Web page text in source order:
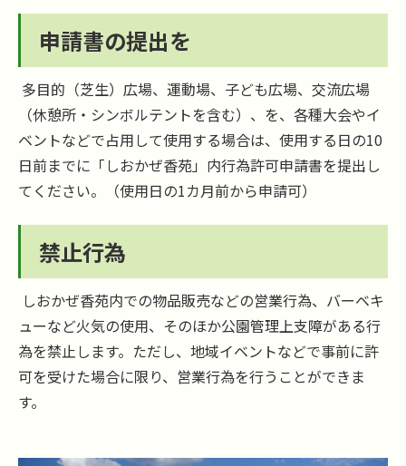
申請書の提出を
多目的（芝生）広場、運動場、子ども広場、交流広場
（休憩所・シンボルテントを含む）、を、各種大会やイ
ベントなどで占用して使用する場合は、使用する日の10
日前までに「しおかぜ香苑」内行為許可申請書を提出し
てください。（使用日の1カ月前から申請可）
禁止行為
しおかぜ香苑内での物品販売などの営業行為、バーベキ
ューなど火気の使用、そのほか公園管理上支障がある行
為を禁止します。ただし、地域イベントなどで事前に許
可を受けた場合に限り、営業行為を行うことができま
す。